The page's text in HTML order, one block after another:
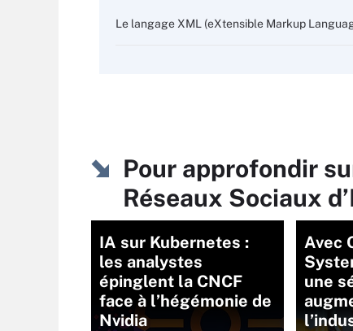
Le langage XML (eXtensible Markup
Pour approfondir
Réseaux Sociaux
IA sur Kubernetes :
les analystes
épinglent la CNCF
face à l’hégémonie de
Nvidia
Avec
une